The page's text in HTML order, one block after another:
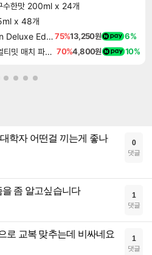
수한맛 200ml x 24개
x 48개
스콘 디럭스 에디션 Scorn Deluxe Edition75%13,250원 6%
더 킹 오브 파이터즈 98 얼티밋 매치 파이널 에디션 THE KING OF FIGHTERS 98 ULTIMATE MATCH FINAL EDITION 70%4,800원 10%
학자 어떤걸 끼는게 좋나
0
댓글
좀 알고싶습니다 1
댓글
로 교복 맞추는데 비싸네요 1
댓글